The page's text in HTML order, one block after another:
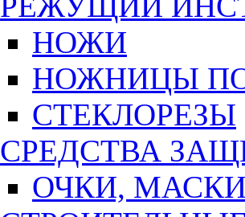
НОЖИ
НОЖНИЦЫ
СТЕКЛОРЕЗЫ
СРЕДСТВА
ОЧКИ,